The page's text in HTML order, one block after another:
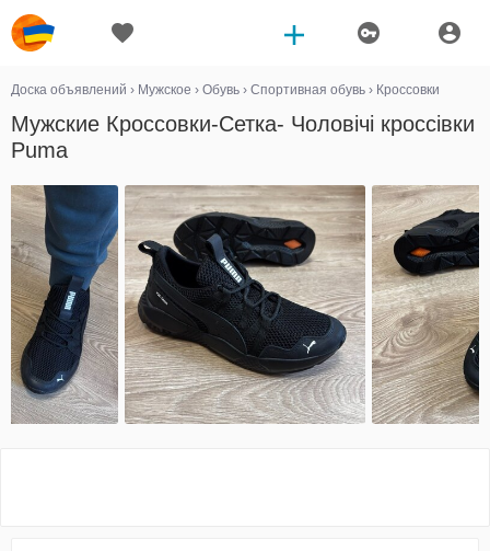
Доска объявлений › Мужское › Обувь › Спортивная обувь › Кроссовки
Мужские Кроссовки-Сетка- Чоловічі кроссівки
Puma